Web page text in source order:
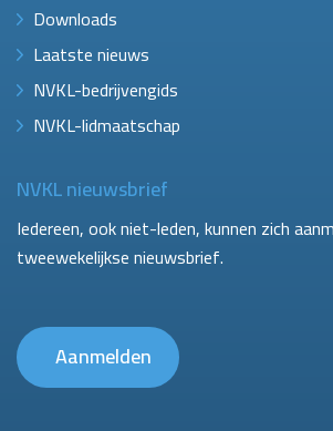
Downloads
Laatste nieuws
NVKL-bedrijvengids
NVKL-lidmaatschap
NVKL nieuwsbrief
Iedereen, ook niet-leden, kunnen zich
tweewekelijkse nieuwsbrief.
Aanmelden